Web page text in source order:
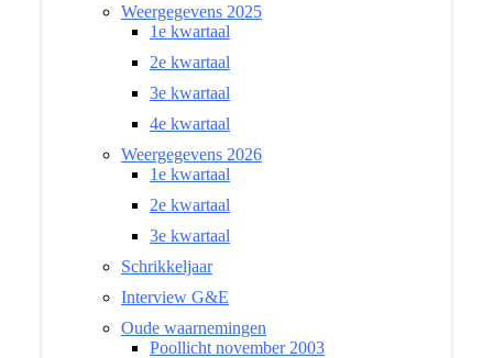
Weergegevens 2025
1e kwartaal
2e kwartaal
3e kwartaal
4e kwartaal
Weergegevens 2026
1e kwartaal
2e kwartaal
3e kwartaal
Schrikkeljaar
Interview G&E
Oude waarnemingen
Poollicht november 2003